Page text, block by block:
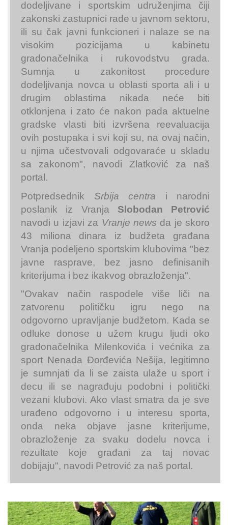
dodeljivane i sportskim udruženjima čiji
zakonski zastupnici rade u javnom sektoru,
ili su čak javni funkcioneri i nalaze se na
visokim pozicijama u kabinetu
gradonačelnika i rukovodstvu grada.
Sumnja u zakonitost procedure
dodeljivanja novca u oblasti sporta ali i u
drugim oblastima nikada neće biti
otklonjena i zato će nakon pada aktuelne
gradske vlasti biti izvršena reevaluacija
ovih postupaka i svi koji su, na ovaj način,
u njima učestvovali odgovaraće u skladu
sa zakonom", navodi Zlatković za naš
portal.
Potpredsednik Srbija centra i narodni
poslanik iz Vranja Slobodan Petrović
navodi u izjavi za Vranje news da je skoro
43 miliona dinara iz budžeta građana
Vranja podeljeno sportskim klubovima "bez
javne rasprave, bez jasno definisanih
kriterijuma i bez ikakvog obrazloženja".
"Ovakav način raspodele više liči na
zatvorenu političku igru nego na
odgovorno upravljanje budžetom. Kada se
odluke donose u užem krugu ljudi oko
gradonačelnika Milenkovića i većnika za
sport Nenada Đorđevića Nešija, legitimno
je sumnjati da li se zaista ulaže u sport i
decu ili se nagrađuju podobni i politički
vezani klubovi. Ako vlast smatra da je sve
urađeno odgovorno i u interesu sporta,
onda neka objave jasne kriterijume,
obrazloženje za svaku dodelu novca i
rezultate koje građani za taj novac
dobijaju", navodi Petrović za naš portal.